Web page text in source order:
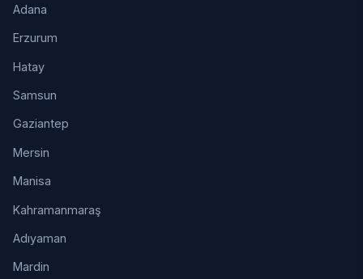
Adana
Erzurum
Hatay
Samsun
Gaziantep
Mersin
Manisa
Kahramanmaraş
Adıyaman
Mardin